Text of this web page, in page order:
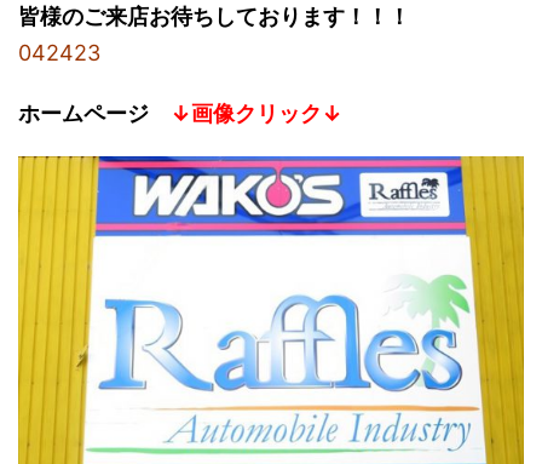
皆様のご来店お待ちしております！！！
042423
ホームページ ↓画像クリック↓